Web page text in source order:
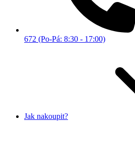
672 (Po-Pá: 8:30 - 17:00)
Jak nakoupit?